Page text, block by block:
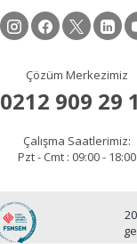
Çözüm Merkezimiz
0212 909 29
Çalışma Saatlerimiz:
Pzt - Cmt : 09:00 - 18:00